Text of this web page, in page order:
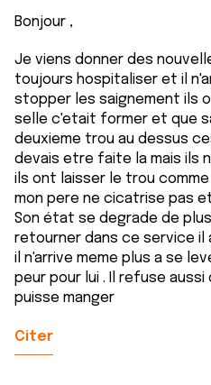
Bonjour ,
Je viens donner des
toujours hospitaliser et il
stopper les saignement ils
selle c'etait former et que
deuxieme trou au dessus
devais etre faite la mais ils
ils ont laisser le trou
mon pere ne cicatrise pas
Son état se degrade de
retourner dans ce service
il n'arrive meme plus a se
peur pour lui . Il refuse
puisse manger
Citer